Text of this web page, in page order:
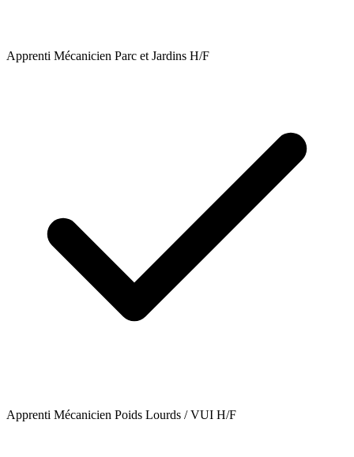
Apprenti Mécanicien Parc et Jardins H/F
Apprenti Mécanicien Poids Lourds / VUI H/F